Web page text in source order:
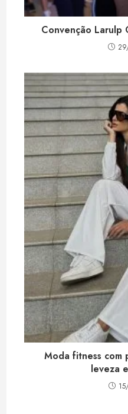
Convenção
Moda fitness com
leveza